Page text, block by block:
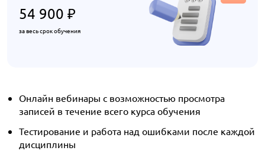
54 900 ₽
за весь срок обучения
Онлайн вебинары с возможностью просмотра
записей в течение всего курса обучения
Тестирование и работа над ошибками после каждой
дисциплины